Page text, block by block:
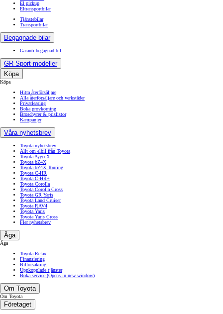
El pickup
Eltransportbilar
Tjänstebilar
Transportbilar
Begagnade bilar
Garanti begagnad bil
GR Sport-modeller
Köpa
Köpa
Hitta återförsäljare
Alla återförsäljare och verkstäder
Privatleasing
Boka provkörning
Broschyrer & prislistor
Kampanjer
Våra nyhetsbrev
Toyota nyhetsbrev
Allt om elbil från Toyota
Toyota Aygo X
Toyota bZ4X
Toyota bZ4X Touring
Toyota C-HR
Toyota C-HR+
Toyota Corolla
Toyota Corolla Cross
Toyota GR Yaris
Toyota Land Cruiser
Toyota RAV4
Toyota Yaris
Toyota Yaris Cross
Fler nyhetsbrev
Äga
Äga
Toyota Relax
Finansiering
Bilförsäkring
Uppkopplade tjänster
Boka service (Opens in new window)
Om Toyota
Om Toyota
Företaget